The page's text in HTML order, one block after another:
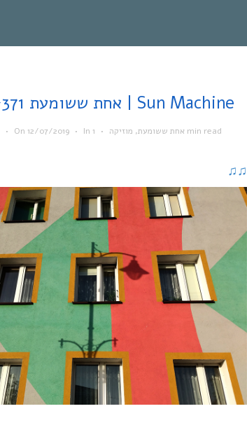
אחת ששומעת #371 | 11/7/19 | Sun Machine
• On 12/07/2019 • In אחת ששומעת, מוזיקה • 1 min read
♫
♫